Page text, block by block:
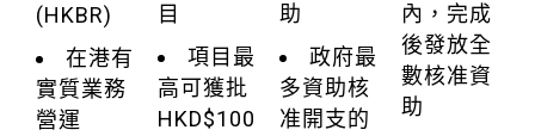
(HKBR)
在港有
實質業務
營運
目
項目最
高可獲批
HKD$100
助
政府最
多資助核
准開支的
內，完成
後發放全
數核准資
助